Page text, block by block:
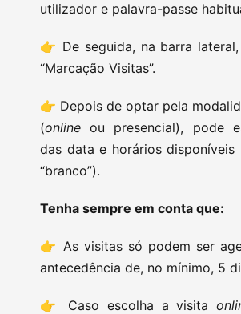
utilizador e palavra-passe
👉 De seguida, na barra
“Marcação Visitas”.
👉 Depois de optar pela
(online ou presencial), pode
das data e horários disponíveis
“branco”).
Tenha sempre em conta que:
👉 As visitas só podem ser
antecedência de, no mínimo, 5
👉 Caso escolha a visita